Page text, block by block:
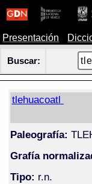
Presentación
Buscar:
tlehuacoatl
Paleografía:
Grafía
Tipo: r.n.